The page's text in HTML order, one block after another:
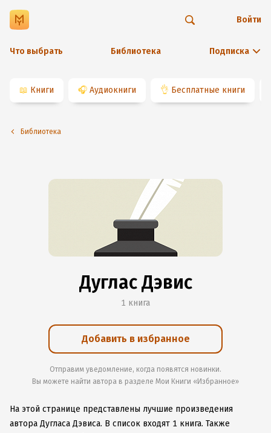
Что выбрать Библиотека Подписка
Войти
📖 Книги 🎧 Аудиокниги 👌 Бесплатные книги
Библиотека
Дуглас Дэвис
1 книга
Добавить в избранное
Отправим уведомление, когда появятся новинки.
Вы можете найти автора в разделе Мои Книги «Избранное»
На этой странице представлены лучшие произведения
автора Дугласа Дэвиса. В список входят 1 книга. Также